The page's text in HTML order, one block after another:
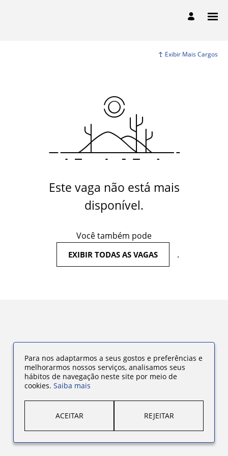
Exibir Mais Cargos
Este vaga não está mais
disponível.
Você também pode
EXIBIR TODAS AS VAGAS .
Para nos adaptarmos a seus gostos e preferências e
melhorarmos nossos serviços, analisamos seus
hábitos de navegação neste site por meio de
cookies. Saiba mais
ACEITAR REJEITAR